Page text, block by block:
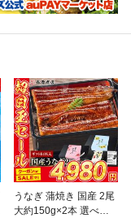
うなぎ 蒲焼き 国産 2尾
大約150g×2本 選べる